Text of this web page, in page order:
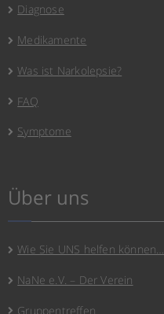
Diagnose
Medikamente
Was ist Narkolepsie?
FAQ
Symptome
Über uns
Wie Sie UNS helfen können…
NaNe e.V. – Der Verein
Gruppentreffen